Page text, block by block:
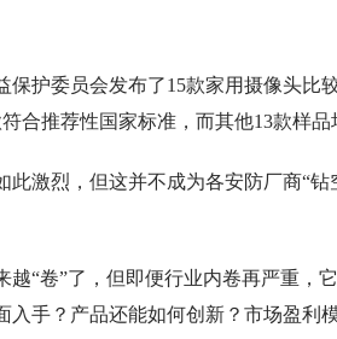
保护委员会发布了15款家用摄像头比
合推荐性国家标准，而其他13款样品
此激烈，但这并不成为各安防厂商“
越“卷”了，但即便行业内卷再严重，
入手？产品还能如何创新？市场盈利